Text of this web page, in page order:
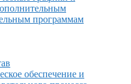
программам
обеспечение и